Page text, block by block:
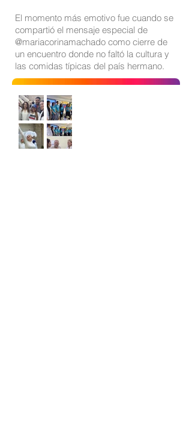
El momento más emotivo fue cuando se
compartió el mensaje especial de
@mariacorinamachado como cierre de
un encuentro donde no faltó la cultura y
las comidas típicas del país hermano.